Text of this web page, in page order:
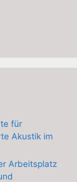
für
Akustik im
Arbeitsplatz